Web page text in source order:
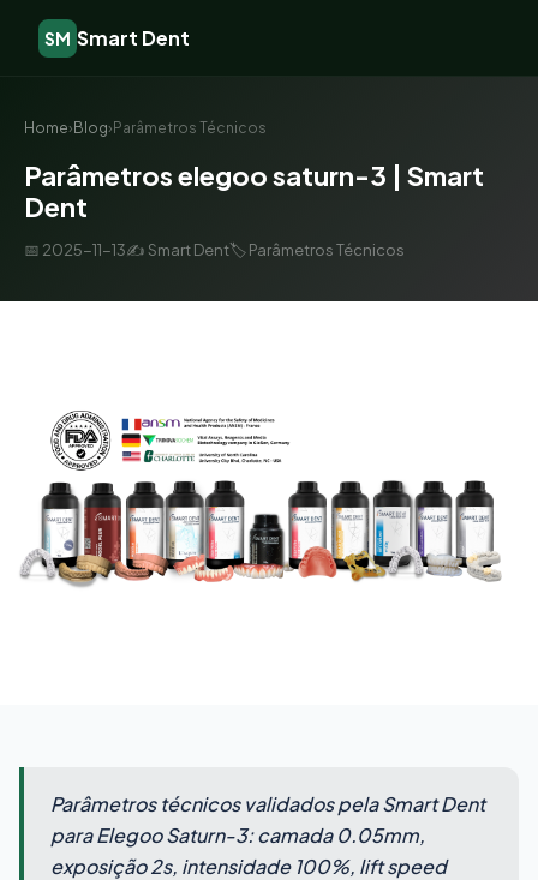
SM Smart Dent
Home› Blog› Parâmetros Técnicos
Parâmetros elegoo saturn-3 | Smart
Dent
📅 2025-11-13✍️ Smart Dent🏷️ Parâmetros Técnicos
Parâmetros técnicos validados pela Smart Dent
para Elegoo Saturn-3: camada 0.05mm,
exposição 2s, intensidade 100%, lift speed